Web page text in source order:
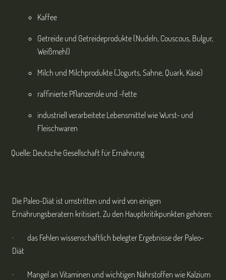
Kaffee
Getreide und Getreideprodukte (Nudeln, Couscous, Bulgur,
Weißmehl)
Milch und Milchprodukte (Jogurts, Sahne, Quark, Käse)
raffinierte Pflanzenöle und -fette
industriell verarbeitete Lebensmittel wie Wurst- und
Fleischwaren
Quelle: Deutsche Gesellschaft für Ernährung
Die Paleo-Diät ist umstritten und wird von einigen
Ernährungsberatern kritisiert. Zu den Hauptkritikpunkten gehören:
· das Fehlen wissenschaftlich belegter Ergebnisse der Paleo-
Diät
· Mangel an Vitaminen und wichtigen Nährstoffen wie Kalzium